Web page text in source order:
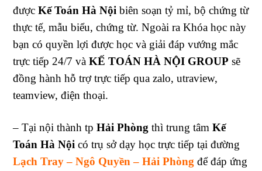
đượcKế Toán Hà Nội biên soạn tỷ mỉ, bộ chứng từ
thực tế, mẫu biểu, chứng từ. Ngoài ra Khóa học này
bạn có quyền lợi được học và giải đáp vướng mắc
trực tiếp 24/7 vàKẾ TOÁN HÀ NỘI GROUP sẽ
đồng hành hỗ trợ trực tiếp qua zalo, utraview,
teamview, điện thoại.
– Tại nội thành tpHải Phòng thì trung tâmKế
Toán Hà Nội có trụ sở dạy học trực tiếp tại đường
Lạch Tray – Ngô Quyền – Hải Phòng để đáp ứng